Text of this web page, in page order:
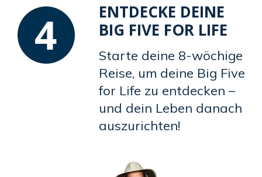
ENTDECKE DEINE
BIG FIVE FOR LIFE
Starte deine 8-wöchige
Reise, um deine Big Five
for Life zu entdecken –
und dein Leben danach
auszurichten!